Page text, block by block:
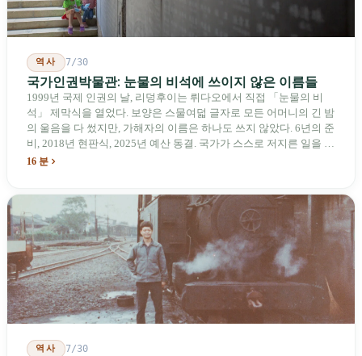
역사 7/30
국가인권박물관: 눈물의 비석에 쓰이지 않은 이름들
1999년 국제 인권의 날, 리덩후이는 뤼다오에서 직접 「눈물의 비
석」 제막식을 열었다. 보양은 스물여덟 글자로 모든 어머니의 긴 밤
의 울음을 다 썼지만, 가해자의 이름은 하나도 쓰지 않았다. 6년의 준
비, 2018년 현판식, 2025년 예산 동결. 국가가 스스로 저지른 일을 기
념하기 위해 스스로 세운 박물관. 계엄 해제 39년 동안 사법 재판을
16 분
역사 7/30